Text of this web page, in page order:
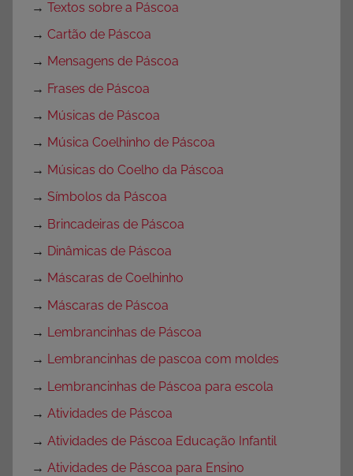
→ Textos sobre a Páscoa
→ Cartão de Páscoa
→ Mensagens de Páscoa
→ Frases de Páscoa
→ Músicas de Páscoa
→ Música Coelhinho de Páscoa
→ Músicas do Coelho da Páscoa
→ Símbolos da Páscoa
→ Brincadeiras de Páscoa
→ Dinâmicas de Páscoa
→ Máscaras de Coelhinho
→ Máscaras de Páscoa
→ Lembrancinhas de Páscoa
→ Lembrancinhas de pascoa com moldes
→ Lembrancinhas de Páscoa para escola
→ Atividades de Páscoa
→ Atividades de Páscoa Educação Infantil
→ Atividades de Páscoa para Ensino